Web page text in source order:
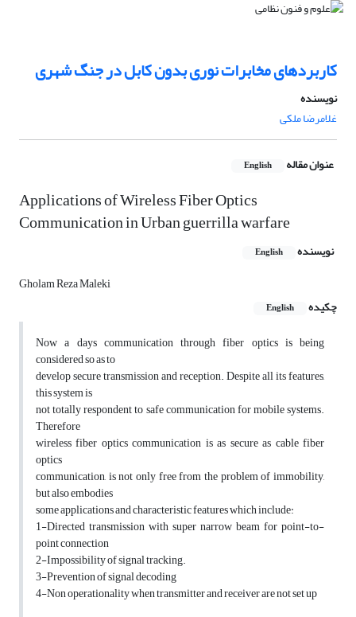
کاربردهای مخابرات نوری بدون کابل در جنگ شهری
نویسنده
غلامرضا ملکی
عنوان مقاله English
Applications of Wireless Fiber Optics
Communication in Urban guerrilla warfare
نویسنده English
Gholam Reza Maleki
چکیده
English
Now a days communication through fiber optics is being
considered so as to
develop secure transmission and reception. Despite all its features,
this system is
not totally respondent to safe communication for mobile systems.
Therefore
wireless fiber optics communication is as secure as cable fiber
optics
communication, is not only free from the problem of immobility,
but also embodies
some applications and characteristic features which include:
1-Directed transmission with super narrow beam for point-to-
point connection
2-Impossibility of signal tracking.
3-Prevention of signal decoding
4-Non operationality when transmitter and receiver are not set up